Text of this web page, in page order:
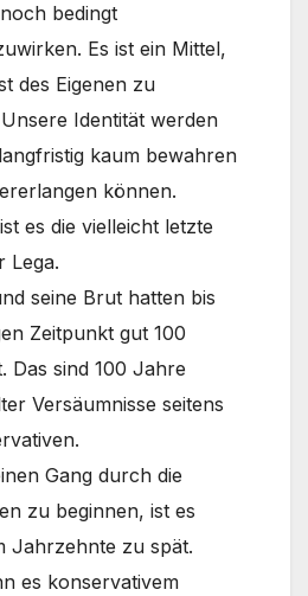
bedingt
Es ist ein Mittel,
des Eigenen zu
Identität werden
kaum bewahren
können.
es die vielleicht letzte
Lega.
seine Brut hatten bis
Zeitpunkt gut 100
Das sind 100 Jahre
Versäumnisse seitens
Gang durch die
zu beginnen, ist es
Jahrzehnte zu spät.
es konservativem